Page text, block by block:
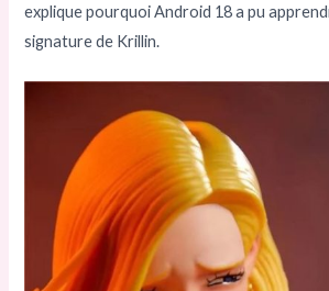
explique pourquoi Android 18 a pu
signature de Krillin.